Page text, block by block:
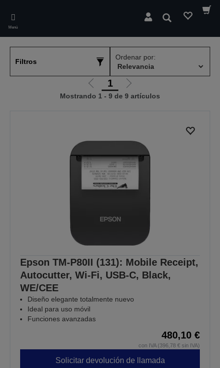
main
content
Menú
Buscar
Filtros
Ordenar por:
Ir
a
1
Ir
a
Mostrando 1 - 9 de 9 artículos
Epson TM-P80II (131): Mobile Receipt,
Autocutter, Wi-Fi, USB-C, Black,
WE/CEE
Diseño elegante totalmente nuevo
Ideal para uso móvil
Funciones avanzadas
480,10 €
con IVA (396,78 € sin IVA)
Solicitar devolución de llamada